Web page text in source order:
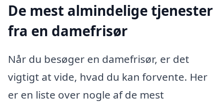
De mest almindelige tjenester
fra en damefrisør
Når du besøger en damefrisør, er det
vigtigt at vide, hvad du kan forvente. Her
er en liste over nogle af de mest